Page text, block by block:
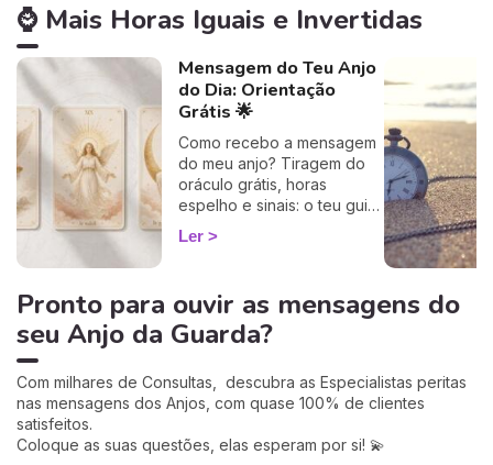
⌚ Mais Horas Iguais e Invertidas
Mensagem do Teu Anjo
do Dia: Orientação
Grátis 🌟
Como recebo a mensagem
do meu anjo? Tiragem do
oráculo grátis, horas
espelho e sinais: o teu guia
rápido para descodificar a
orientação do dia.
Ler
Pronto para ouvir as mensagens do
seu Anjo da Guarda?
Com milhares de Consultas, descubra as Especialistas peritas
nas mensagens dos Anjos, com quase 100% de clientes
satisfeitos.
Coloque as suas questões, elas esperam por si! 💫